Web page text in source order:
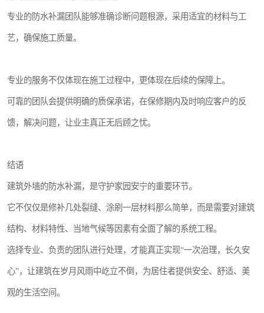
专业的防水补漏团队能够准确诊断问题根源，采用适宜的材料与工
艺，确保施工质量。
专业的服务不仅体现在施工过程中，更体现在后续的保障上。
可靠的团队会提供明确的质保承诺，在保修期内及时响应客户的反
馈，解决问题，让业主真正无后顾之忧。
结语
建筑外墙的防水补漏，是守护家园安宁的重要环节。
它不仅仅是修补几处裂缝、涂刷一层材料那么简单，而是需要对建筑
结构、材料特性、当地气候等因素有全面了解的系统工程。
选择专业、负责的团队进行处理，才能真正实现“一次治理，长久安
心”，让建筑在岁月风雨中屹立不倒，为居住者提供安全、舒适、美
观的生活空间。